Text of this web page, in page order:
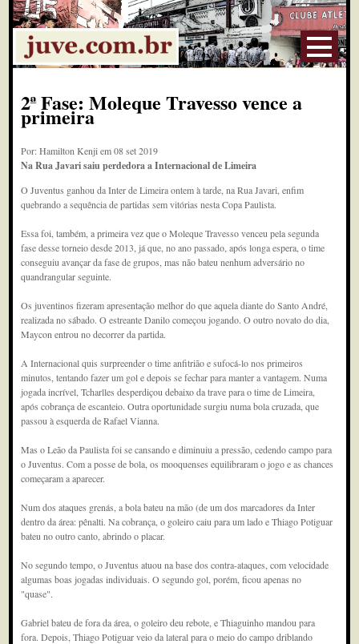
2ª Fase: Moleque Travesso vence a
primeira
Por: Hamilton Kenji em 08 set 2019
Na Rua Javari saiu perdedora a Internacional de Limeira
O Juventus ganhou da Inter de Limeira ontem à tarde, na Rua Javari, enfim
quebrando a sequência de partidas sem vitórias nesta Copa Paulista.
Essa foi, também, a primeira vez que o Moleque Travesso venceu pela segunda
fase desse torneio desde 2013, já que, no ano passado, após longa espera, o time
conseguiu avançar da fase de grupos, mas não bateu nenhum adversário no
quandrangular seguinte.
Os juventinos fizeram apresentação melhor do que aquela diante do Santo André,
realizada no sábado. O estreante Danilo começou jogando. O outro novato do dia,
Maycon entrou no decorrer da partida.
A Internacional quis surpreender o time anfitrião e sufocá-lo nos primeiros
minutos, tentando fazer um gol e depois se fechar para manter a vantagem. Numa
jogada incrível, Tcharlles desperdiçou debaixo da trave para o time de Limeira,
após cobrança de escanteio. Outra oportunidade surgiu numa bola cruzada, que
passou à esquerda de Rafael Vianna.
Mas o Leão da Paulista foi se cansando e diminuiu a pressão, cedendo campo para
o Juventus. Com a posse de bola, os mooquenses equilibraram o jogo e as chances
começaram a aparecer.
Num dos ataques grenás, a bola bateu na mão (de um dos marcadores da Inter
dentro da área: pênalti. Na cobrança, o goleiro caiu para um lado e Thiago Potiguar
bateu no outro canto, abrindo o placar.
No segundo tempo, o Juventus atuou na base dos contra-ataques, com velocidade
algumas boas jogadas individuais. O segundo gol, porém, ficou apenas no
"quase".
Gabriel bateu de fora da área, o goleiro deu rebote, e Thiaguinho mandou para
fora. Depois, Thiago Potiguar veio da lateral para o meio do campo driblando